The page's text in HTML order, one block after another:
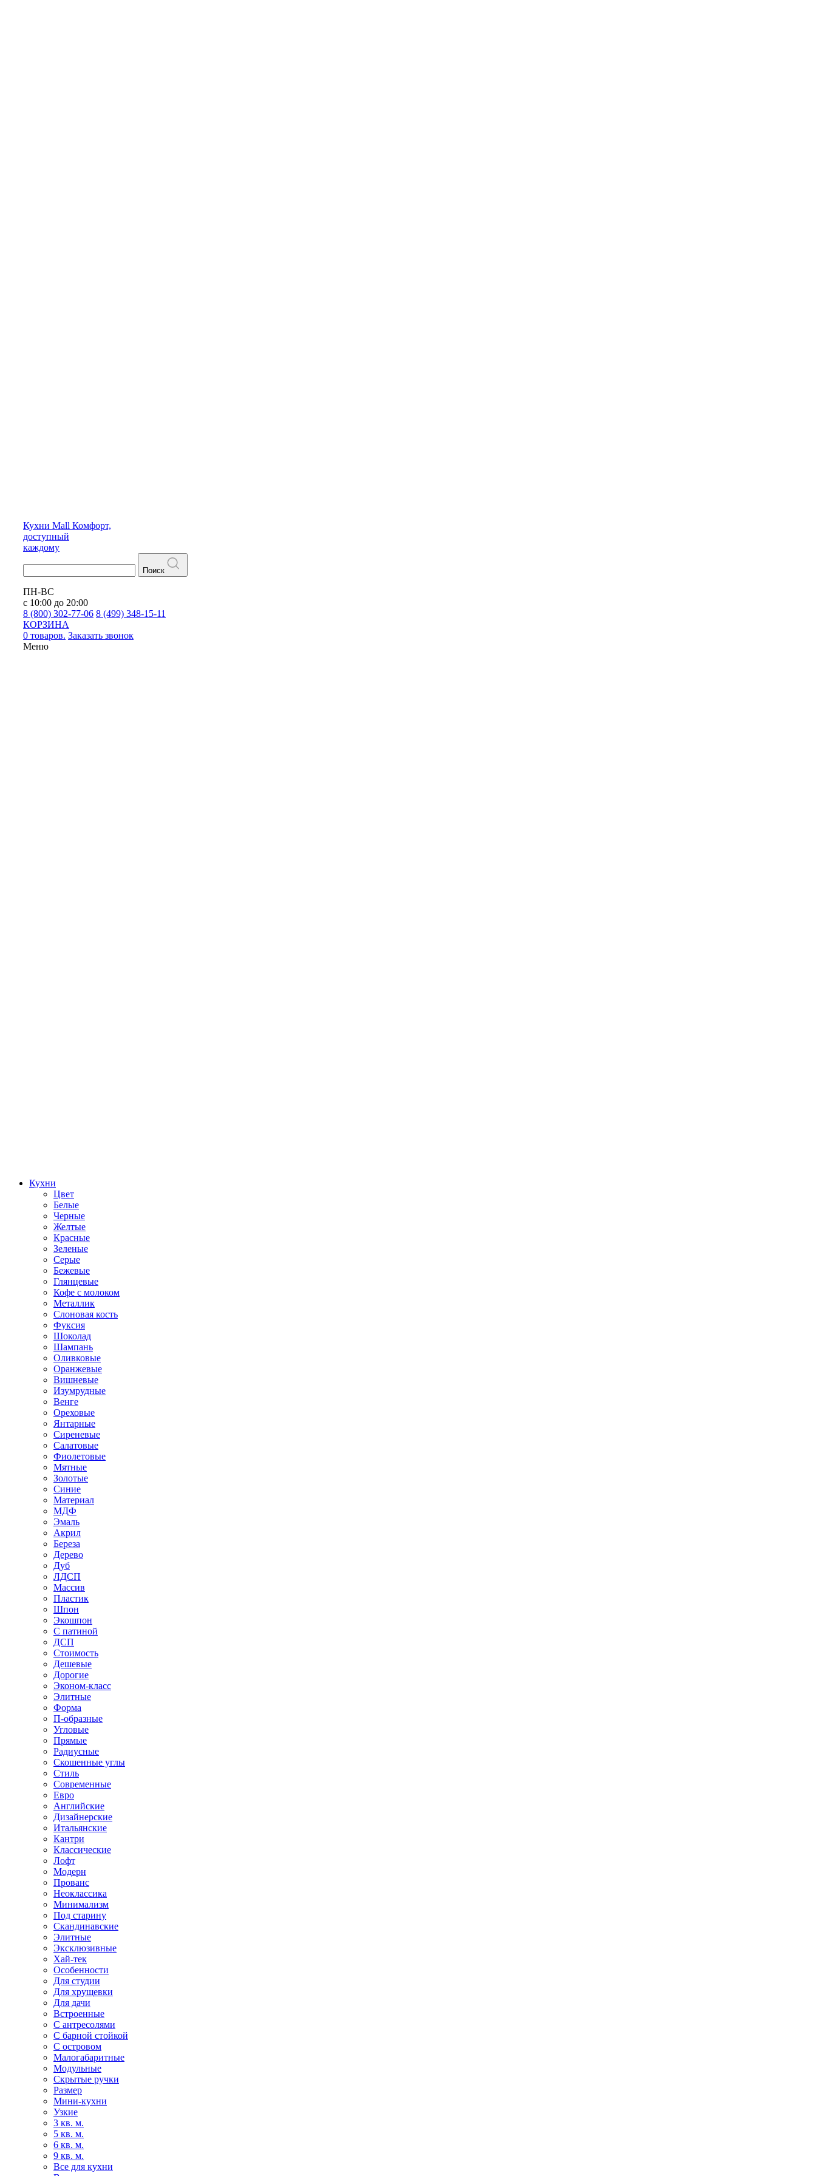
Кухни Mall Комфорт,
доступный
каждому
Поиск
ПН-ВС
с 10:00 до 20:00
8 (800) 302-77-06 8 (499) 348-15-11
КОРЗИНА
0 товаров. Заказать звонок
Меню
Кухни
Цвет
Белые
Черные
Желтые
Красные
Зеленые
Серые
Бежевые
Глянцевые
Кофе с молоком
Металлик
Слоновая кость
Фуксия
Шоколад
Шампань
Оливковые
Оранжевые
Вишневые
Изумрудные
Венге
Ореховые
Янтарные
Сиреневые
Салатовые
Фиолетовые
Мятные
Золотые
Синие
Материал
МДФ
Эмаль
Акрил
Береза
Дерево
Дуб
ЛДСП
Массив
Пластик
Шпон
Экошпон
С патиной
ДСП
Стоимость
Дешевые
Дорогие
Эконом-класс
Элитные
Форма
П-образные
Угловые
Прямые
Радиусные
Скошенные углы
Стиль
Современные
Евро
Английские
Дизайнерские
Итальянские
Кантри
Классические
Лофт
Модерн
Прованс
Неоклассика
Минимализм
Под старину
Скандинавские
Элитные
Эксклюзивные
Хай-тек
Особенности
Для студии
Для хрущевки
Для дачи
Встроенные
С антресолями
С барной стойкой
С островом
Малогабаритные
Модульные
Скрытые ручки
Размер
Мини-кухни
Узкие
3 кв. м.
5 кв. м.
6 кв. м.
9 кв. м.
Все для кухни